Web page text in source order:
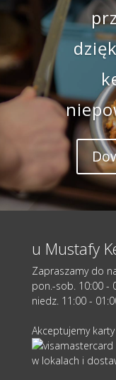
u Mustafy
Zapraszamy do
pon.-sob. 10:00 -
niedz. 11:00 -
Akceptujemy karty
w lokalach i